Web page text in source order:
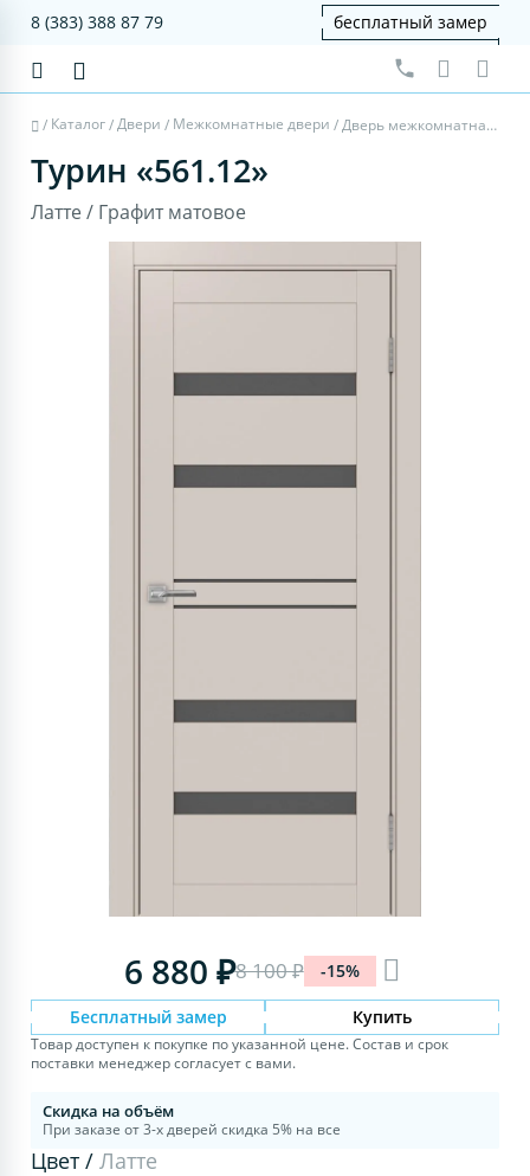
8 (383) 388 87 79 бесплатный замер
/ Каталог/Двери / Межкомнатные двери / Дверь межкомнатная Турин 561.12 - латте, графит матовое
Турин «561.12»
Латте / Графит матовое
6 880 ₽8 100 ₽ -15%
Бесплатный замер Купить
Товар доступен к покупке по указанной цене. Состав и срок
поставки менеджер согласует с вами.
Скидка на объём
При заказе от 3-х дверей скидка 5% на все
Цвет /Латте